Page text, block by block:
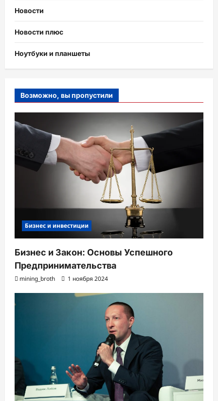
Новости
Новости плюс
Ноутбуки и планшеты
Возможно, вы пропустили
Бизнес и инвестиции
Бизнес и Закон: Основы Успешного
Предпринимательства
mining_broth 1 ноября 2024